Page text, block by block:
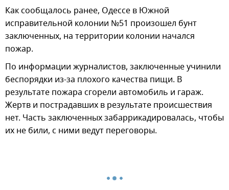
Как сообщалось ранее, Одессе в Южной
исправительной колонии №51 произошел бунт
заключенных, на территории колонии начался
пожар.
По информации журналистов, заключенные учинили
беспорядки из-за плохого качества пищи. В
результате пожара сгорели автомобиль и гараж.
Жертв и пострадавших в результате происшествия
нет. Часть заключенных забаррикадировалась, чтобы
их не били, с ними ведут переговоры.